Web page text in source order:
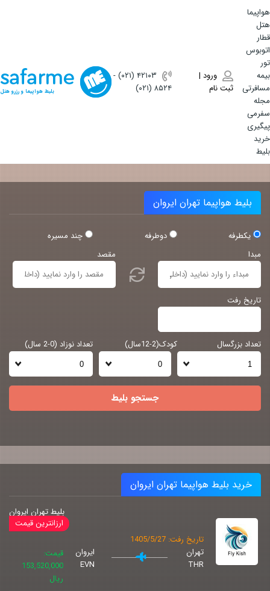
هواپیما
هتل
قطار
اتوبوس
تور
بیمه
مسافرتی
مجله
سفرمی
پیگیری
خرید
بلیط
ورود |
ثبت نام
(۰۲۱) ۴٢١٠٣
-
(۰۲۱) ۸۵۲۴
بلیط هواپیما و رزرو هتل
بلیط هواپیما تهران ایروان
یکطرفه دوطرفه
چند مسیره
مبدا
مقصد
تاریخ رفت
تعداد بزرگسال کودک(2-12سال) تعداد نوزاد (0-2 سال)
جستجو بلیط
خرید بلیط هواپیما تهران ایروان
بلیط تهران ایروان
تاریخ رفت: 1405/5/27
تهران
THR
ایروان
EVN
قیمت:
153,520,000
ریال